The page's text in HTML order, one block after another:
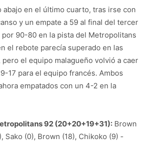
abajo en el último cuarto, tras irse con
y un empate a 59 al final del tercer
90-80 en la pista del Metropolitans
el rebote parecía superado en las
pero el equipo malagueño volvió a caer
17 para el equipo francés. Ambos
empatados con un 4-2 en la
92 (20+20+19+31): Brown
Sako (0), Brown (18), Chikoko (9) -